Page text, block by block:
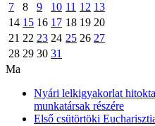
7
8 9 10 11 12 13
14 15 16 17 18 19 20
21 22 23 24 25 26 27
28 29 30 31
Ma
Nyári lelkigyakorlat
munkatársak részére
Első csütörtöki